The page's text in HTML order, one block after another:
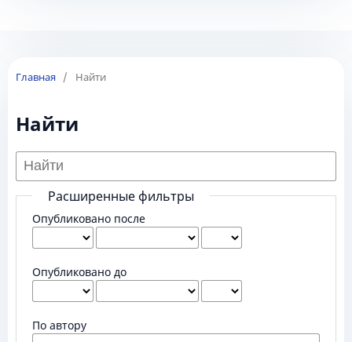
Главная / Найти
Найти
Расширенные фильтры
Опубликовано после
Опубликовано до
По автору